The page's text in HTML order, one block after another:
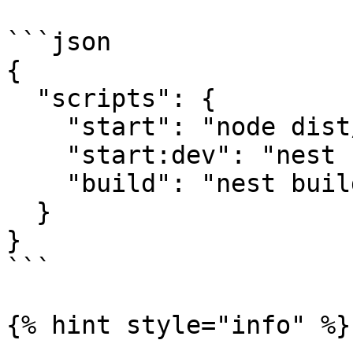
```json
{
}
```
{% hint style="info" %}